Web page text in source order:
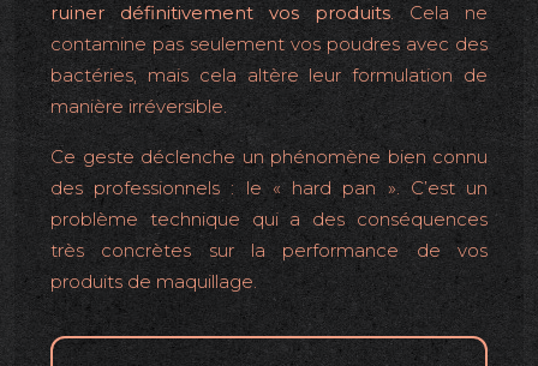
ruiner définitivement vos produits. Cela ne
contamine pas seulement vos poudres avec des
bactéries, mais cela altère leur formulation de
manière irréversible.
Ce geste déclenche un phénomène bien connu
des professionnels : le « hard pan ». C’est un
problème technique qui a des conséquences
très concrètes sur la performance de vos
produits de maquillage.